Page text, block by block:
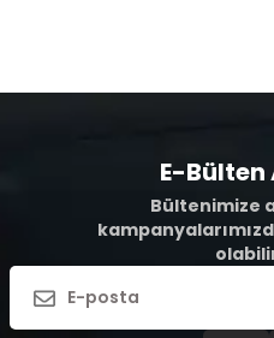
E-
Bültenimize